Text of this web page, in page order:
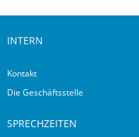
INTERN
Kontakt
Die Geschäftsstelle
SPRECHZEITEN